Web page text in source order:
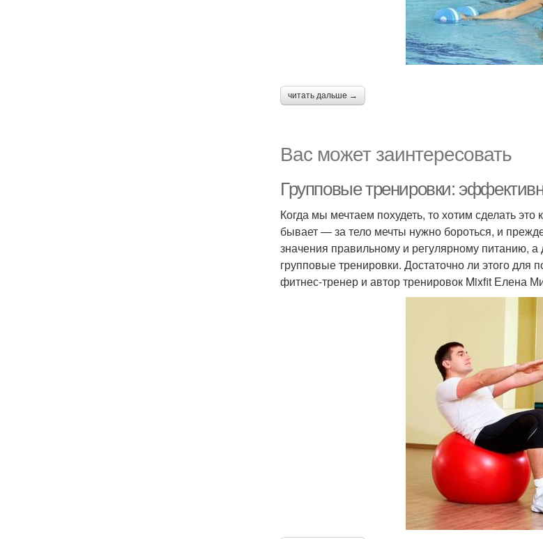
читать дальше →
Вас может заинтересовать
Групповые тренировки:
Когда мы мечтаем похудеть, то хотим сделать
бывает — за тело мечты нужно бороться, и
значения правильному и регулярному питанию,
групповые тренировки. Достаточно ли этого для
фитнес-тренер и автор тренировок Mixfit Елена